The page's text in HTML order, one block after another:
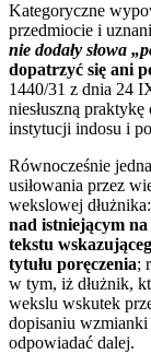
Kategoryczne
przedmiocie i
nie dodały słowa
dopatrzyć się ani
1440/31 z dnia 24
niesłuszną
instytucji indosu i
Równocześnie
usiłowania przez
wekslowej dłużnika:
nad istniejącym
tekstu
tytułu poręczenia;
w tym, iż dłużnik,
wekslu wskutek
dopisaniu wzmianki
odpowiadać dalej.